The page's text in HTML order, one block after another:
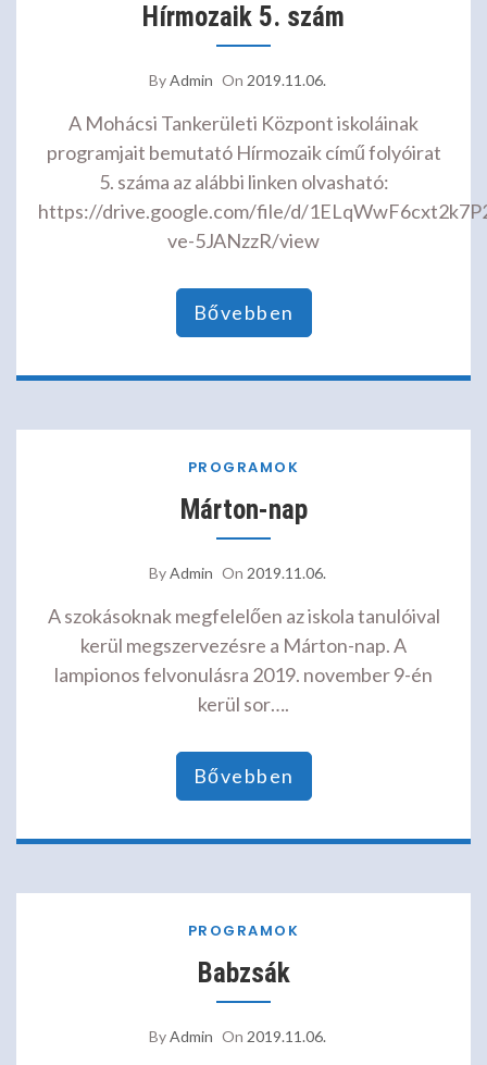
Hírmozaik 5. szám
ByAdmin On 2019.11.06.
A Mohácsi Tankerületi Központ iskoláinak
programjait bemutató Hírmozaik című folyóirat
5. száma az alábbi linken olvasható:
https://drive.google.com/file/d/
ve-5JANzzR/view
Bővebben
PROGRAMOK
Márton-nap
ByAdmin On 2019.11.06.
A szokásoknak megfelelően az iskola tanulóival
kerül megszervezésre a Márton-nap. A
lampionos felvonulásra 2019. november 9-én
kerül sor….
Bővebben
PROGRAMOK
Babzsák
ByAdmin On 2019.11.06.